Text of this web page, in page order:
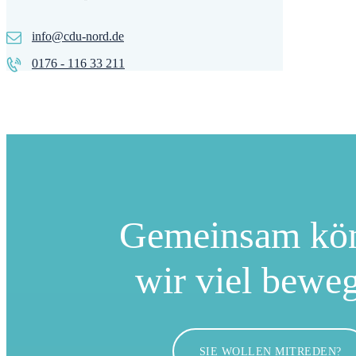
info@cdu-nord.de
0176 - 116 33 211
Gemeinsam
wir viel
SIE WOLLEN MITREDEN?